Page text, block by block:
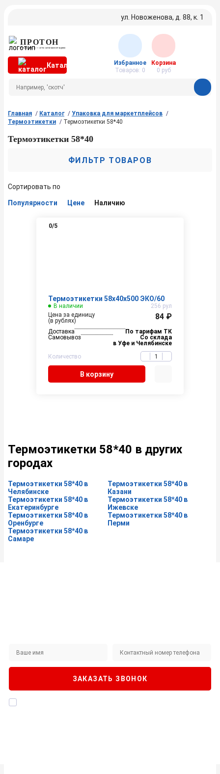
ул. Новоженова, д. 88, к. 1
ПРОТОН
Упаковка — это элементарно
Каталог
Избранное
Товаров: 0
Корзина
0 руб
Главная Каталог
Упаковка для маркетплейсов
Термоэтикетки
Термоэтикетки 58*40
Термоэтикетки 58*40
ФИЛЬТР ТОВАРОВ
Сортировать по
Популярности Цене Наличию
0/5
Термоэтикетки 58х40х500 ЭКО/60
В наличии
256 рул
Цена за единицу
(в рублях)
84 ₽
Доставка
По тарифам ТК
Самовывоз
Со склада
в Уфе и Челябинске
Количество
В корзину
Термоэтикетки 58*40 в других
городах
Термоэтикетки 58*40 в
Челябинске
Термоэтикетки 58*40 в
Казани
Термоэтикетки 58*40 в
Екатеринбурге
Термоэтикетки 58*40 в
Ижевске
Термоэтикетки 58*40 в
Оренбурге
Термоэтикетки 58*40 в
Перми
Термоэтикетки 58*40 в
Самаре
ЗАКАЗАТЬ ЗВОНОК